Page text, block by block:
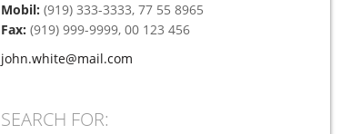
Mobil: (919) 333-3333, 77 55 8965
Fax: (919) 999-9999, 00 123 456
john.white@mail.com
SEARCH FOR: